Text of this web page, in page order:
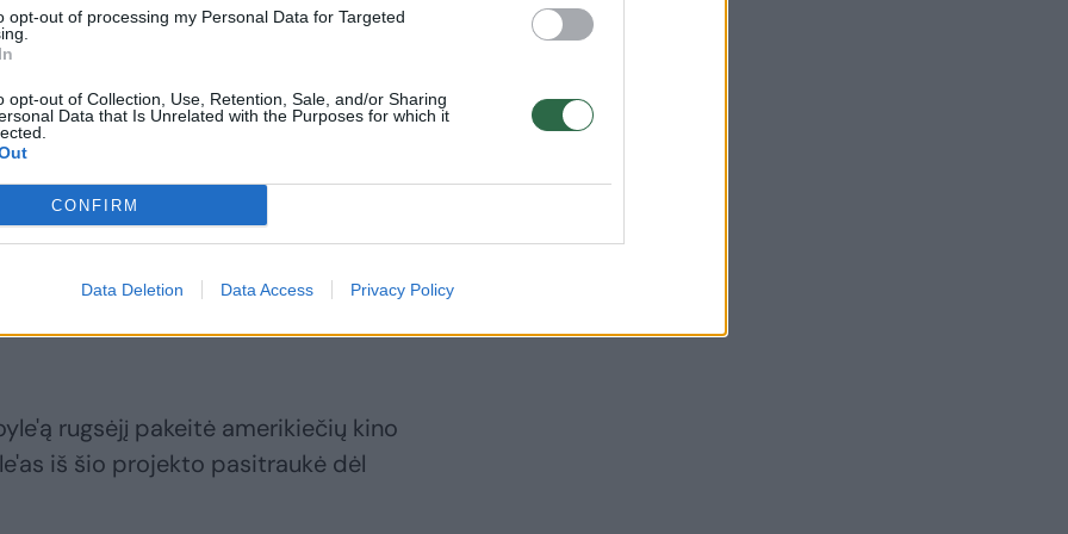
opt-out of processing my Personal Data for Targeted
opt-out of Collection, Use, Retention, Sale, and/or Sharing
Data that Is Unrelated with the Purposes for which it
CONFIRM
Data Deletion Data Access Privacy Policy
svetainė „The Playlist“, Nealo
scenarijų perrašys šiam darbui
geriausiu scenarijų greitosios
scenarijų taip pat pakviesta britų aktorė
šį mėnesį pranešė laikraštis „The
rugsėjį pakeitė amerikiečių kino
iš šio projekto pasitraukė dėl